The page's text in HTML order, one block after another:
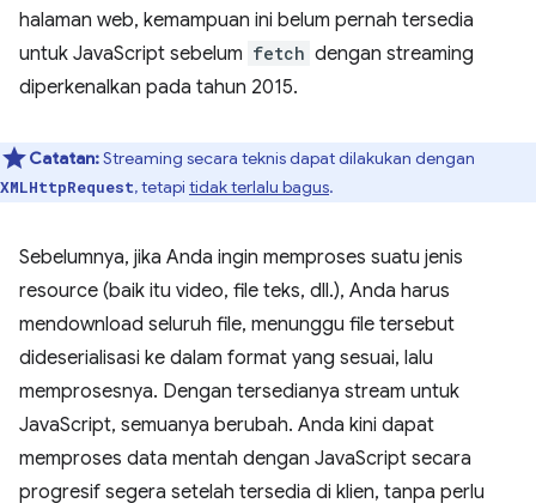
halaman web, kemampuan ini belum pernah tersedia
untuk JavaScript sebelum fetch dengan streaming
diperkenalkan pada tahun 2015.
Catatan:Streaming secara teknis dapat dilakukan dengan
XMLHttpRequest, tetapi tidak terlalu bagus.
Sebelumnya, jika Anda ingin memproses suatu jenis
resource (baik itu video, file teks, dll.), Anda harus
mendownload seluruh file, menunggu file tersebut
dideserialisasi ke dalam format yang sesuai, lalu
memprosesnya. Dengan tersedianya stream untuk
JavaScript, semuanya berubah. Anda kini dapat
memproses data mentah dengan JavaScript secara
progresif segera setelah tersedia di klien, tanpa perlu